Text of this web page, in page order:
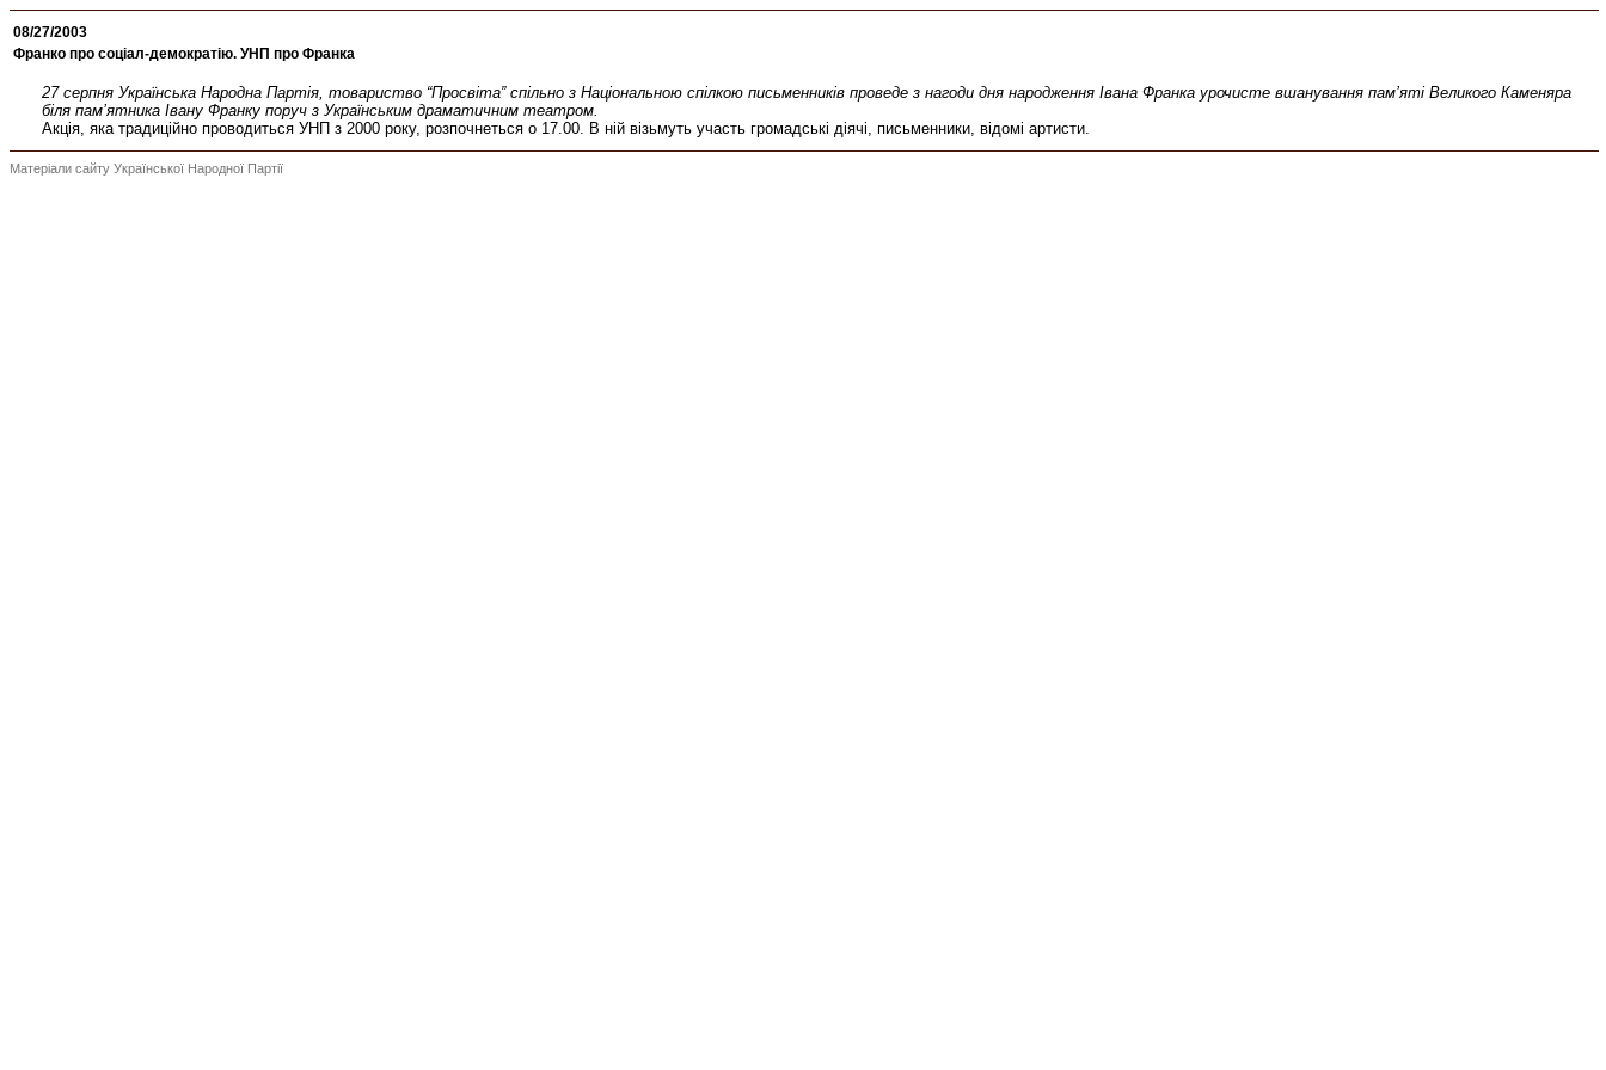
08/27/2003
Франко про соціал-демократію. УНП про Франка
27 серпня Українська Народна Партія, товариство “Просвіта” спільно з Національною спілкою письменників проведе з нагоди дня народження Івана Франка урочисте вшанування пам’яті Великого Каменяра
біля пам’ятника Івану Франку поруч з Українським драматичним театром.
Акція, яка традиційно проводиться УНП з 2000 року, розпочнеться о 17.00. В ній візьмуть участь громадські діячі, письменники, відомі артисти.
Матеріали сайту Української Народної Партії